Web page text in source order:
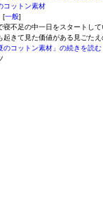
ットン素材
[一般]
寝不足の中一日をスタートし
起きて見た価値がある見ごた
のコットン素材」の続きを読む